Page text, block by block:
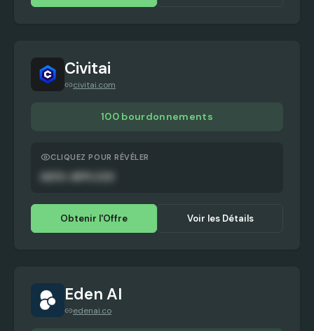
Civitai
civitai.com
100 bourdonnements
CLIQUEZ POUR RÉVÉLER
Obtenir l'Offre Voir les Détails
Eden AI
edenai.co